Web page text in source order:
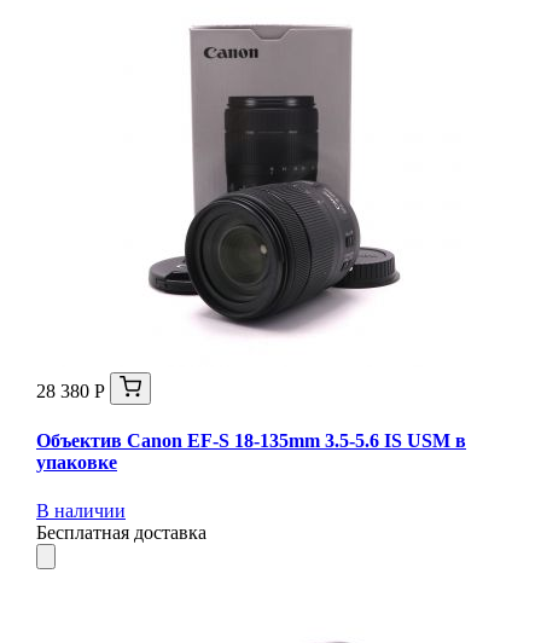
28 380 Р
Объектив Canon EF-S 18-135mm 3.5-5.6 IS USM в
упаковке
В наличии
Бесплатная доставка